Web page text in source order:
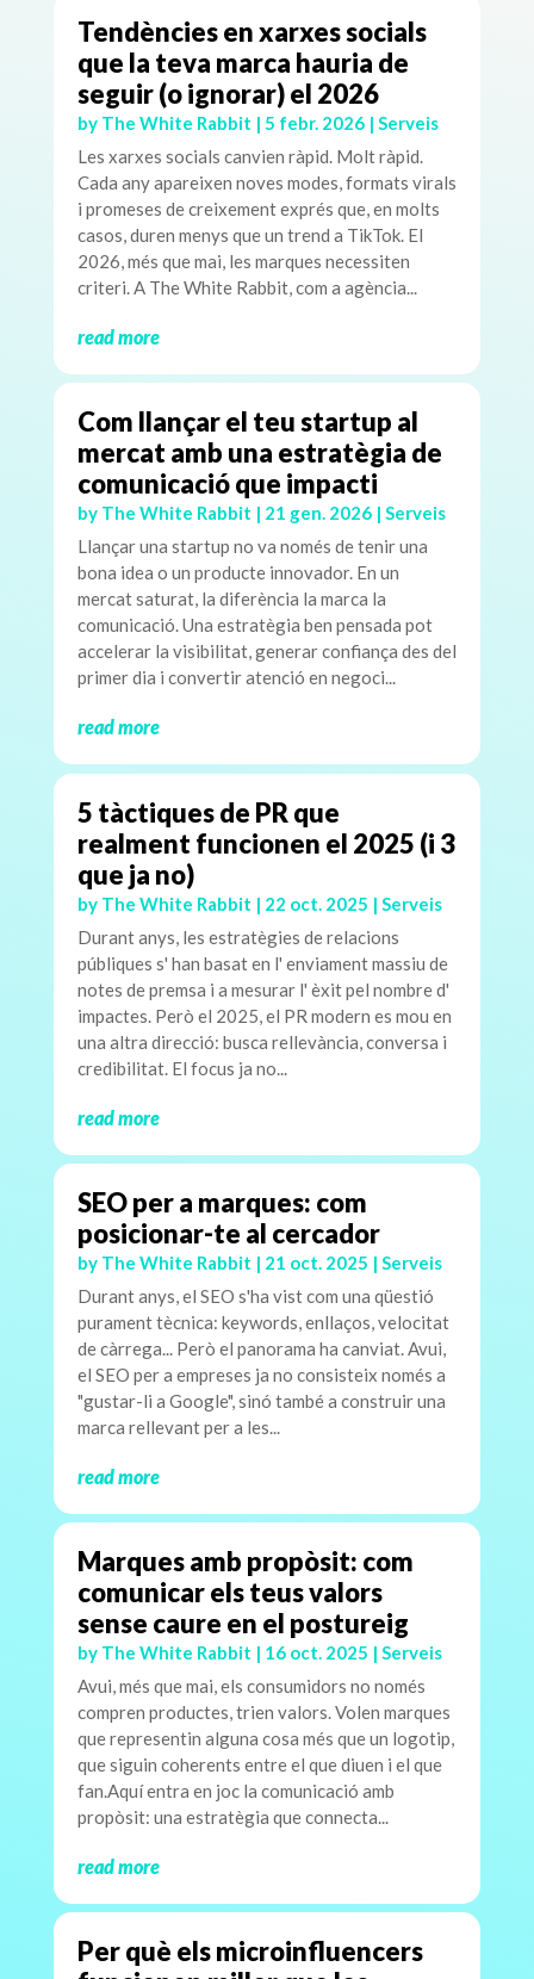
Tendències en xarxes socials
que la teva marca hauria de
seguir (o ignorar) el 2026
by The White Rabbit | 5 febr. 2026| Serveis
Les xarxes socials canvien ràpid. Molt ràpid.
Cada any apareixen noves modes, formats virals
i promeses de creixement exprés que, en molts
casos, duren menys que un trend a TikTok. El
2026, més que mai, les marques necessiten
criteri. A The White Rabbit, com a agència...
read more
Com llançar el teu startup al
mercat amb una estratègia de
comunicació que impacti
by The White Rabbit | 21 gen. 2026| Serveis
Llançar una startup no va només de tenir una
bona idea o un producte innovador. En un
mercat saturat, la diferència la marca la
comunicació. Una estratègia ben pensada pot
accelerar la visibilitat, generar confiança des del
primer dia i convertir atenció en negoci...
read more
5 tàctiques de PR que
realment funcionen el 2025 (i 3
que ja no)
by The White Rabbit | 22 oct. 2025 | Serveis
Durant anys, les estratègies de relacions
públiques s' han basat en l' enviament massiu de
notes de premsa i a mesurar l' èxit pel nombre d'
impactes. Però el 2025, el PR modern es mou en
una altra direcció: busca rellevància, conversa i
credibilitat. El focus ja no...
read more
SEO per a marques: com
posicionar-te al cercador
by The White Rabbit | 21 oct. 2025 | Serveis
Durant anys, el SEO s'ha vist com una qüestió
purament tècnica: keywords, enllaços, velocitat
de càrrega... Però el panorama ha canviat. Avui,
el SEO per a empreses ja no consisteix només a
"gustar-li a Google", sinó també a construir una
marca rellevant per a les...
read more
Marques amb propòsit: com
comunicar els teus valors
sense caure en el postureig
by The White Rabbit | 16 oct. 2025 | Serveis
Avui, més que mai, els consumidors no només
compren productes, trien valors. Volen marques
que representin alguna cosa més que un logotip,
que siguin coherents entre el que diuen i el que
fan.Aquí entra en joc la comunicació amb
propòsit: una estratègia que connecta...
read more
Per què els microinfluencers